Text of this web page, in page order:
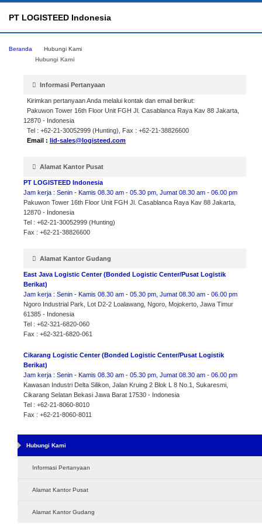
PT LOGISTEED Indonesia
Beranda
Hubungi Kami
Hubungi Kami
Informasi Pertanyaan
Kirimkan pertanyaan Anda melalui kontak dan email berikut:
Pakuwon Tower 16th Floor Unit FGH Jl. Casablanca Raya Kav 88 Jakarta,
12870 - Indonesia
Tel : +62-21-30052999 (Hunting), Fax : +62-21-38826600
Email : lid-sales@logisteed.com
Alamat Kantor Pusat
PT LOGISTEED Indonesia
Jam kerja : Senin - Kamis 08.30 am - 05.30 pm, Jumat 08.30 am - 06.00 pm
Pakuwon Tower 16th Floor Unit FGH Jl. Casablanca Raya Kav 88 Jakarta,
12870 - Indonesia
Tel : +62-21-30052999 (Hunting)
Fax : +62-21-38826600
Alamat Kantor Gudang
East Java Logistic Center (Bonded Logistic Center/Pusat Logistik
Berikat)
Jam kerja : Senin - Kamis 08.30 am - 05.30 pm, Jumat 08.30 am - 06.00 pm
Ngoro Industrial Park, Lot D2-2 Loalawang, Ngoro, Mojokerto, Jawa Timur
61385 - Indonesia
Tel : +62-321-6820-060
Fax : +62-321-6820-061
Cikarang Logistic Center (Bonded Logistic Center/Pusat Logistik
Berikat)
Jam kerja : Senin - Kamis 08.30 am - 05.30 pm, Jumat 08.30 am - 06.00 pm
Kawasan Industri Delta Silikon, Jalan Kruing 2 Blok L 8 No.1, Sukaresmi,
Cikarang Selatan Bekasi Jawa Barat 17530 - Indonesia
Tel : +62-21-8060-8010
Fax : +62-21-8060-8011
Hubungi Kami
Informasi Pertanyaan
Alamat Kantor Pusat
Alamat Kantor Gudang